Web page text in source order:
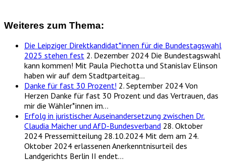
Weiteres zum Thema:
Die Leipziger Direktkandidat*innen für die Bundestagswahl
2025 stehen fest 2. Dezember 2024 Die Bundestagswahl
kann kommen! Mit Paula Piechotta und Stanislav Elinson
haben wir auf dem Stadtparteitag…
Danke für fast 30 Prozent! 2. September 2024 Von
Herzen Danke für fast 30 Prozent und das Vertrauen, das
mir die Wähler*innen im…
Erfolg in juristischer Auseinandersetzung zwischen Dr.
Claudia Maicher und AfD-Bundesverband 28. Oktober
2024 Pressemitteilung 28.10.2024 Mit dem am 24.
Oktober 2024 erlassenen Anerkenntnisurteil des
Landgerichts Berlin II endet…